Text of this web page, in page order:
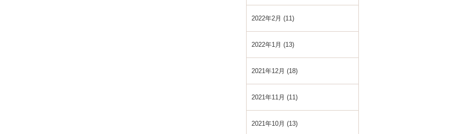
2022年2月 (11)
2022年1月 (13)
2021年12月 (18)
2021年11月 (11)
2021年10月 (13)